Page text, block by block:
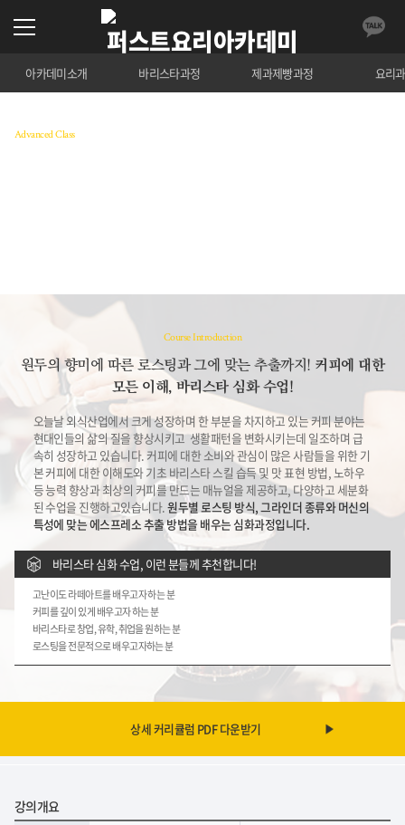
아카데미소개 바리스타과정 제과제빵과정 요리
Advanced Class
Course Introduction
원두의 향미에 따른 로스팅과 그에 맞는 추출까지! 커피에 대한
모든 이해, 바리스타 심화 수업!
오늘날 외식산업에서 크게 성장하며 한 부분을 차지하고 있는 커피 분야는
현대인들의 삶의 질을 향상시키고생활패턴을 변화시키는데 일조하며 급
속히 성장하고 있습니다. 커피에 대한 소비와 관심이 많은 사람들을 위한기
본 커피에 대한 이해도와 기초 바리스타 스킬 습득 및 맛 표현 방법, 노하우
등 능력 향상과 최상의 커피를만드는 매뉴얼을 제공하고, 다양하고 세분화
된 수업을 진행하고있습니다.원두별 로스팅 방식, 그라인더 종류와 머신의
특성에 맞는 에스프레소 추출 방법을 배우는 심화과정입니다.
바리스타 심화 수업, 이런 분들께 추천합니다!
고난이도 라떼아트를 배우고자 하는 분
커피를 깊이 있게 배우고자 하는 분
바리스타로 창업, 유학, 취업을 원하는 분
로스팅을 전문적으로 배우고자하는 분
상세 커리큘럼 PDF 다운받기
강의개요